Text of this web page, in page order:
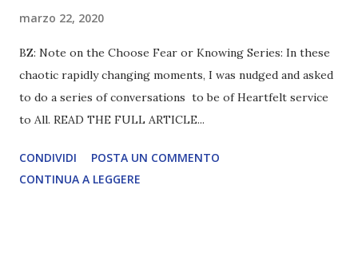
marzo 22, 2020
BZ: Note on the Choose Fear or Knowing Series: In these
chaotic rapidly changing moments, I was nudged and asked
to do a series of conversations to be of Heartfelt service
to All. READ THE FULL ARTICLE...
CONDIVIDI
POSTA UN COMMENTO
CONTINUA A LEGGERE